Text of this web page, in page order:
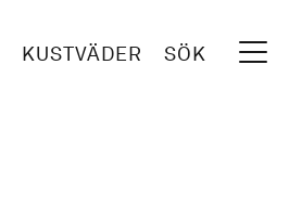
KUSTVÄDER SÖK